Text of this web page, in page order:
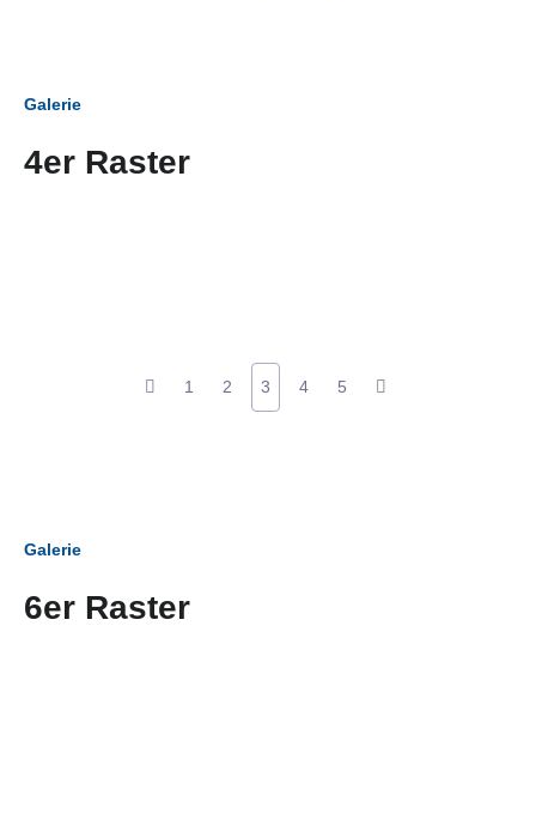
Galerie
4er Raster
1 2 3 4 5
Galerie
6er Raster